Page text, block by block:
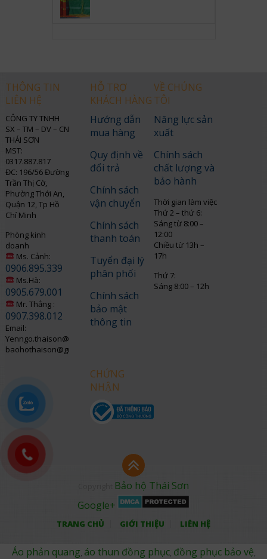
THÔNG TIN
LIÊN HỆ
CÔNG TY TNHH
SX – TM – DV – CN
THÁI SƠN
MST:
0317.887.817
ĐC: 196/56 Đường
Trần Thị Cờ,
Phường Thới An,
Quận 12, Tp Hồ
Chí Minh
Phòng kinh
doanh
Ms. Cảnh:
0906.895.339
Ms.Hà:
0905.679.001
Mr. Thắng :
0907.398.012
Email:
Yenngo.thaison@gmail.com
baohothaison@gmail.com
HỖ TRỢ
KHÁCH HÀNG
Hướng dẫn
mua hàng
Quy định về
đổi trả
Chính sách
vận chuyển
Chính sách
thanh toán
Tuyển đại lý
phân phối
Chính sách
bảo mật
thông tin
CHỨNG
NHẬN
VỀ CHÚNG
TÔI
Năng lực sản
xuất
Chính sách
chất lượng và
bảo hành
Thời gian làm việc
Thứ 2 – thứ 6:
Sáng từ 8:00 –
12:00
Chiều từ 13h –
17h
Thứ 7:
Sáng 8:00 – 12h
Bảo hộ Thái Sơn
Google+
TRANG CHỦ GIỚI THIỆU LIÊN HỆ
Áo phản quang, áo thun đồng phục, đồng phục bảo vệ,